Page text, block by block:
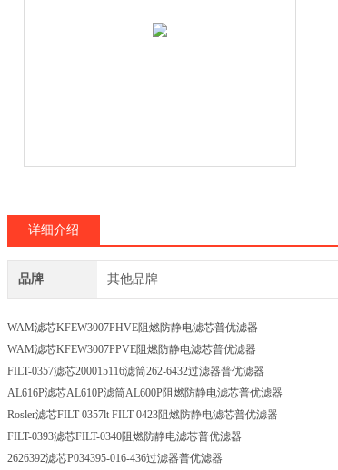
详细介绍
品牌 其他品牌
WAM滤芯KFEW3007PHVE阻燃防静电滤芯普优滤器
WAM滤芯KFEW3007PPVE阻燃防静电滤芯普优滤器
FILT-0357滤芯200015116滤筒262-6432过滤器普优滤器
AL616P滤芯AL610P滤筒AL600P阻燃防静电滤芯普优滤器
Rosler滤芯FILT-0357lt FILT-0423阻燃防静电滤芯普优滤器
FILT-0393滤芯FILT-0340阻燃防静电滤芯普优滤器
2626392滤芯P034395-016-436过滤器普优滤器